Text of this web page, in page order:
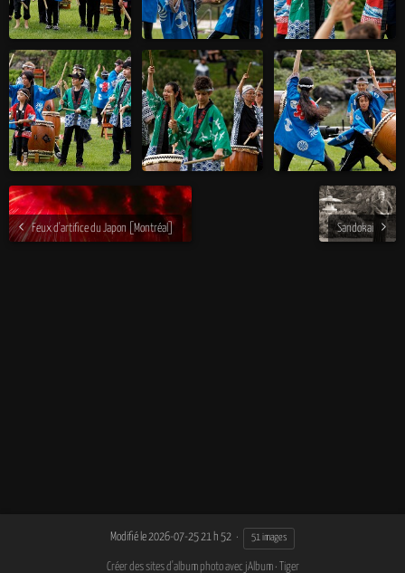
Feux d'artifice du Japon [Montréal] Sandokai
Modifié le2026-07-25 21 h 52 51 images
Créer des sites d'album photo avec jAlbum· Tiger